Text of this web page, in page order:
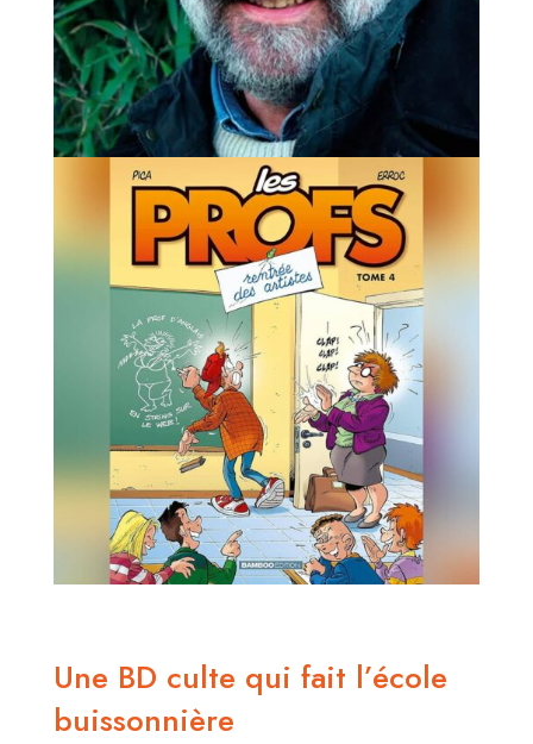
Une BD culte qui fait l’école
buissonnière